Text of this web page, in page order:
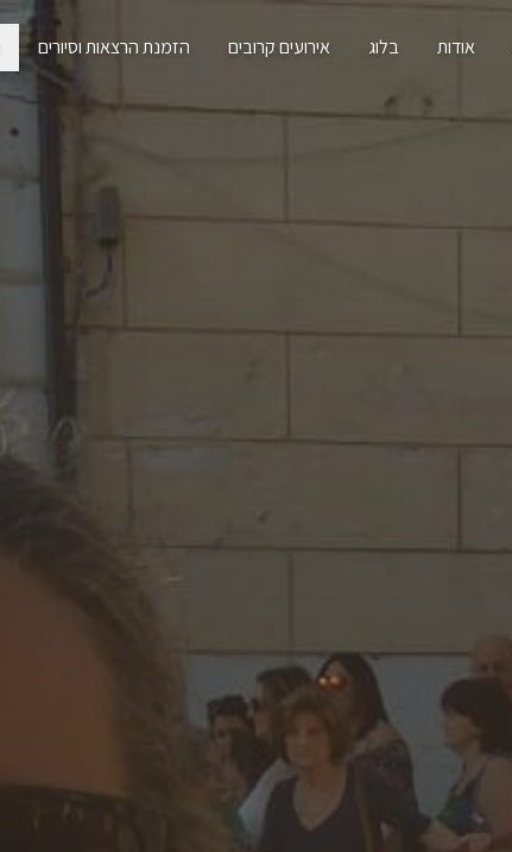
אודות בלוג אירועים קרובים הזמנת הרצאות וסיורים